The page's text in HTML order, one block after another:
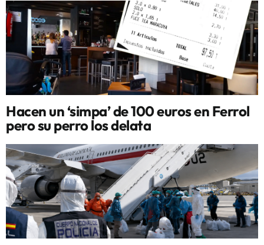
Hacen un ‘simpa’ de 100 euros en Ferrol
pero su perro los delata